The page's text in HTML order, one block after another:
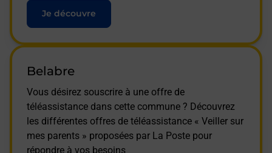
Je découvre
Belabre
Vous désirez souscrire à une offre de
téléassistance dans cette commune ? Découvrez
les différentes offres de téléassistance « Veiller sur
mes parents » proposées par La Poste pour
répondre à vos besoins